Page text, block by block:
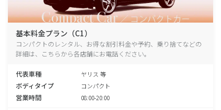
基本料金プラン（C1）
コンパクトのレンタル、お得な割引料金や予約、乗り捨てなどの
詳細は、こちらから各店舗にお電話ください。
代表車種 ヤリス 等
ボディタイプ コンパクト
営業時間 08:00-20:00